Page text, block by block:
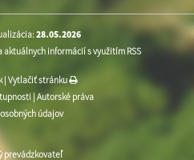
28.05.2026
informácií s využitím RSS
| Vytlačiť stránku
Autorské práva
údajov
prevádzkovateľ